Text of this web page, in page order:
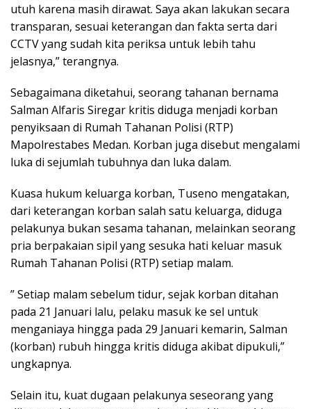
utuh karena masih dirawat. Saya akan lakukan secara
transparan, sesuai keterangan dan fakta serta dari
CCTV yang sudah kita periksa untuk lebih tahu
jelasnya,” terangnya.
Sebagaimana diketahui, seorang tahanan bernama
Salman Alfaris Siregar kritis diduga menjadi korban
penyiksaan di Rumah Tahanan Polisi (RTP)
Mapolrestabes Medan. Korban juga disebut mengalami
luka di sejumlah tubuhnya dan luka dalam.
Kuasa hukum keluarga korban, Tuseno mengatakan,
dari keterangan korban salah satu keluarga, diduga
pelakunya bukan sesama tahanan, melainkan seorang
pria berpakaian sipil yang sesuka hati keluar masuk
Rumah Tahanan Polisi (RTP) setiap malam.
” Setiap malam sebelum tidur, sejak korban ditahan
pada 21 Januari lalu, pelaku masuk ke sel untuk
menganiaya hingga pada 29 Januari kemarin, Salman
(korban) rubuh hingga kritis diduga akibat dipukuli,”
ungkapnya.
Selain itu, kuat dugaan pelakunya seseorang yang